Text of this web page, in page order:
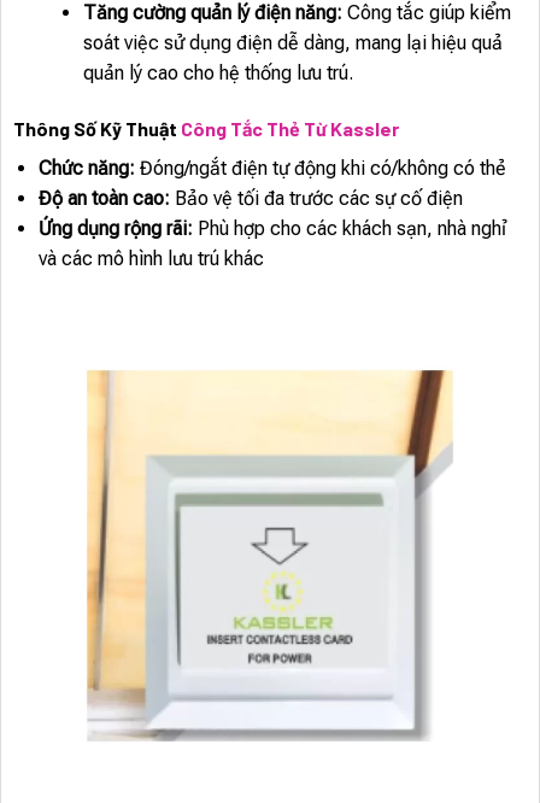
Tăng cường quản lý điện năng: Công tắc giúp kiểm
soát việc sử dụng điện dễ dàng, mang lại hiệu quả
quản lý cao cho hệ thống lưu trú.
Thông Số Kỹ Thuật Công Tắc Thẻ Từ Kassler
Chức năng: Đóng/ngắt điện tự động khi có/không có thẻ
Độ an toàn cao: Bảo vệ tối đa trước các sự cố điện
Ứng dụng rộng rãi: Phù hợp cho các khách sạn, nhà nghỉ
và các mô hình lưu trú khác